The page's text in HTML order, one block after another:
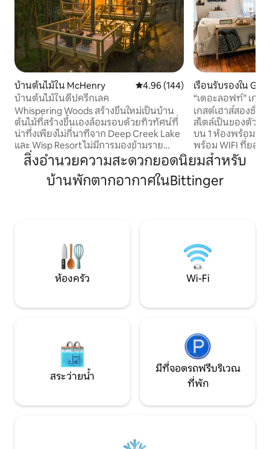
บ้านต้นไม้ใน McHenry คะแนนเฉลี่ย 4.96 จาก 5, 144 รีวิว
4.96 (144)
บ้านต้นไม้ในดีปครีกเลค
Whispering Woods สร้างขึ้นใหม่เป็นบ้าน
ต้นไม้ที่สร้างขึ้นเองล้อมรอบด้วยทิวทัศน์ที่
น่าทึ่งเพียงไม่กี่นาทีจาก Deep Creek Lake
และ Wisp Resort ไม่มีการมองข้ามราย
ละเอียดในการตกแต่งภายในที่กว้างขวาง
ซึ่งประกอบด้วย 2 ห้องนอน 2 ห้องน้ำห้อง
ครัวที่มีอุปกรณ์ครบครันและพื้นที่นั่งเล่น
และเชื่อมต่อกันอีกครั้งที่สถานที่พักผ่อน
บนยอดไม้แห่งนี้
เรือนรับรองใน
“เดอะลอฟท์” เก
Wi-Fi ห้องออกกำลั
เกสต์เฮาส์สองชั้น
สไตล์เป็นของตัวเ
บน 1 ห้องพร้อมพื้
พร้อม WIFI ที่ยอด
ขนาดใหญ่และห้อง
ไมโครเวฟตู้เย็นห
Keurig ม่านบังแส
ทีวีพร้อมเครื่องโ
สะดวก การใช้พื้น
เท่านั้น
สิ่งอำนวยความสะดวกยอดนิยมสำหรับ
บ้านพักตากอากาศในBittinger
ห้องครัว Wi-Fi
สระว่ายน้ำ
มีที่จอดรถฟรีบริเวณ
ที่พัก